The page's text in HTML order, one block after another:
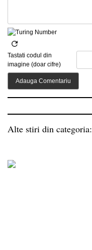
Tastati codul din
imagine (doar cifre)
Alte stiri din categoria: